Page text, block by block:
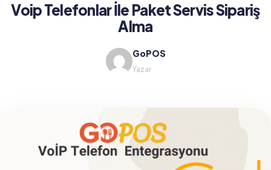
Voip Telefonlar İle Paket Servis Sipariş
Alma
GoPOS
Yazar